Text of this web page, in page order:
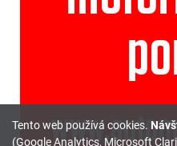
Tento web používá cookies.
(Google Analytics, Microsoft